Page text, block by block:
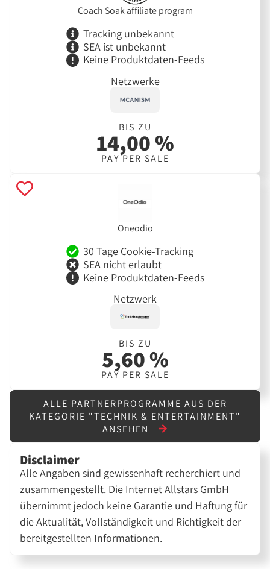
Coach Soak affiliate program
Tracking unbekannt
SEA ist unbekannt
Keine Produktdaten-Feeds
Netzwerke
BIS ZU
14,00 %
PAY PER SALE
Oneodio
30 Tage Cookie-Tracking
SEA nicht erlaubt
Keine Produktdaten-Feeds
Netzwerk
BIS ZU
5,60 %
PAY PER SALE
ALLE PARTNERPROGRAMME AUS DER
KATEGORIE "TECHNIK & ENTERTAINMENT"
ANSEHEN
Disclaimer
Alle Angaben sind gewissenhaft recherchiert und
zusammengestellt. Die Internet Allstars GmbH
übernimmt jedoch keine Garantie und Haftung für
die Aktualität, Vollständigkeit und Richtigkeit der
bereitgestellten Informationen.